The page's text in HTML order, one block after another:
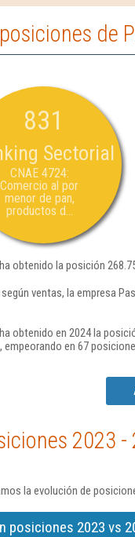
de
831
Sectorial
CNAE 4724:
Comercio al por
menor de pan,
productos d...
obtenido la posición
según ventas, la empresa
obtenido en 2024 la
empeorando en 67
2023 -
la evolución de
posiciones 2023 vs